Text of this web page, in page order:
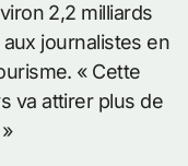
2,2 milliards
journalistes en
« Cette
va attirer plus de